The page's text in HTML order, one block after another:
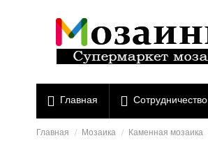
Главная Сотрудничество
Главная Мозаика Каменная мозаика